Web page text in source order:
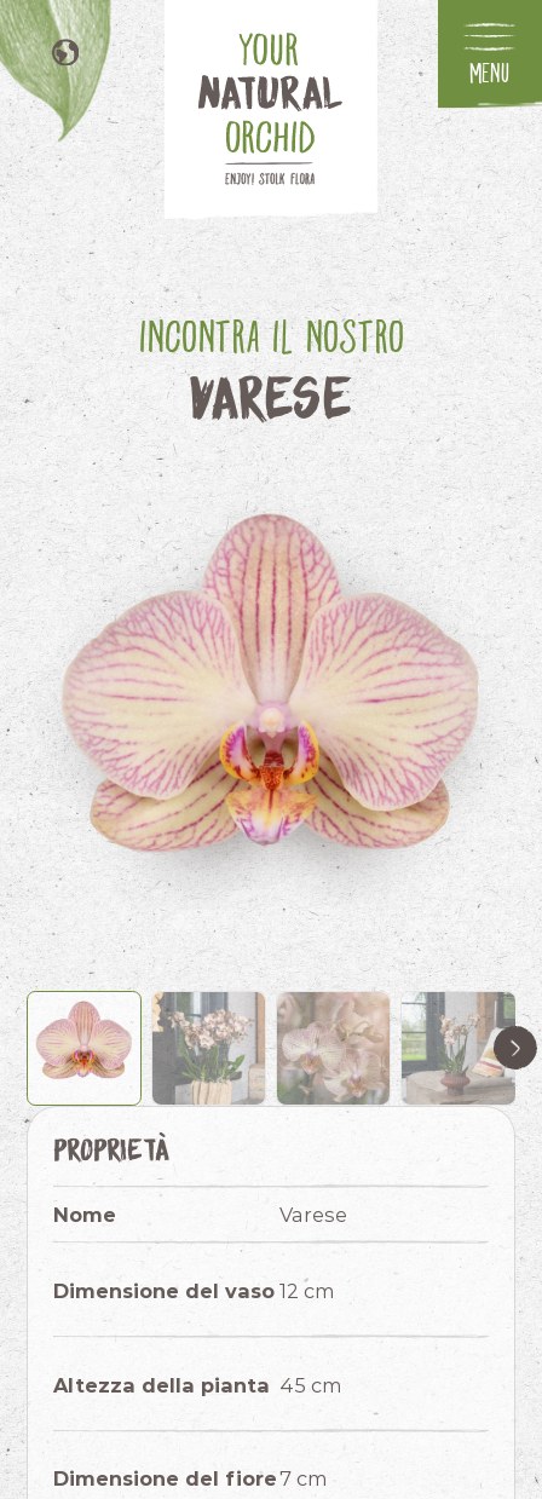
NL
EN
DE
FR
Menu
Incontra il nostro
Varese
Proprietà
Nome Varese
Dimensione del vaso 12 cm
Altezza della pianta 45 cm
Dimensione del fiore7 cm